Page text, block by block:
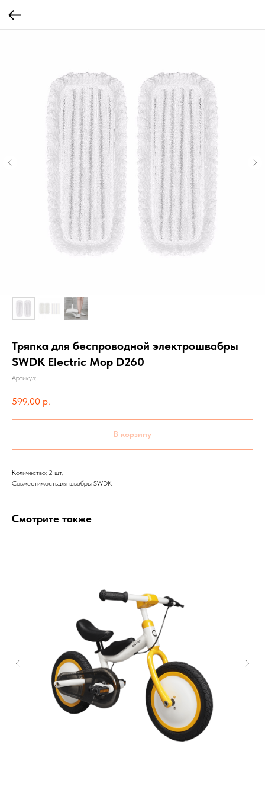
Тряпка для беспроводной электрошвабры
SWDK Electric Mop D260
Артикул:
599,00 р.
В корзину
Количество: 2 шт.
Совместимостьдля швабры SWDK
Смотрите также